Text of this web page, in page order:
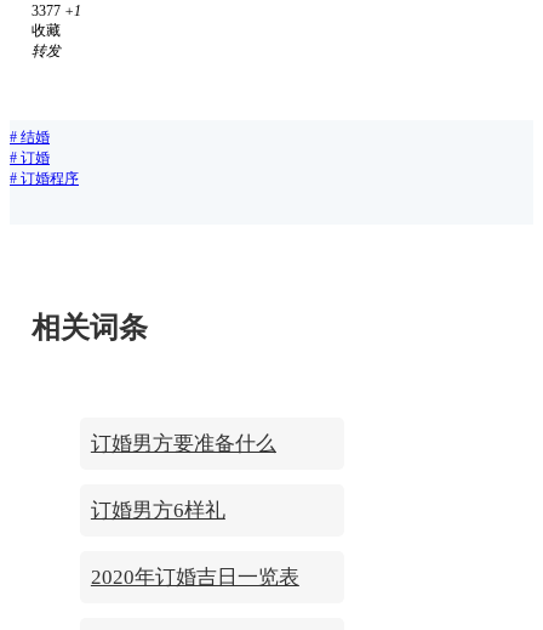
3377 +1
收藏
转发
# 结婚
# 订婚
# 订婚程序
相关词条
订婚男方要准备什么
订婚男方6样礼
2020年订婚吉日一览表